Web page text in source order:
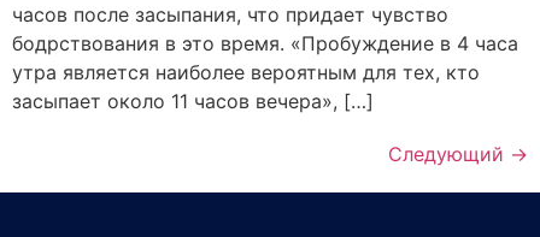
часов после засыпания, что придает чувство
бодрствования в это время. «Пробуждение в 4 часа
утра является наиболее вероятным для тех, кто
засыпает около 11 часов вечера», […]
Следующий →